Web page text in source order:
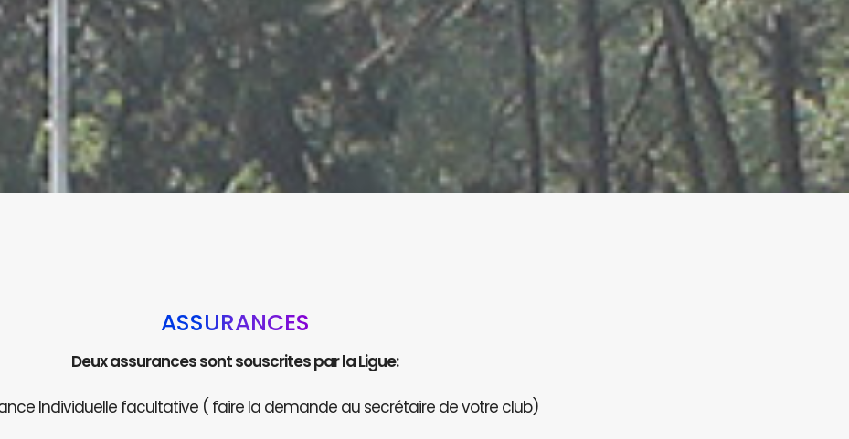
ASSURANCES
Deux assurances sont souscrites par la Ligue:
Individuelle facultative ( faire la demande au secrétaire de votre club)